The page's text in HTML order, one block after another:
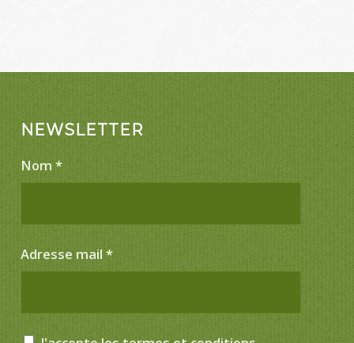
NEWSLETTER
Nom*
Adresse mail*